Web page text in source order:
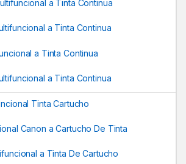
a Tinta Continua
a Tinta Continua
a Tinta Continua
a Tinta Continua
Tinta Cartucho
Canon a Cartucho De Tinta
a Tinta De Cartucho